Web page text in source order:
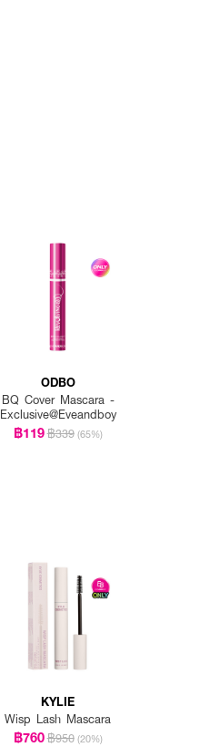
ODBO
BQ Cover Mascara -
Exclusive@Eveandboy
฿119฿339 (65%)
KYLIE
Wisp Lash Mascara
฿760฿950 (20%)